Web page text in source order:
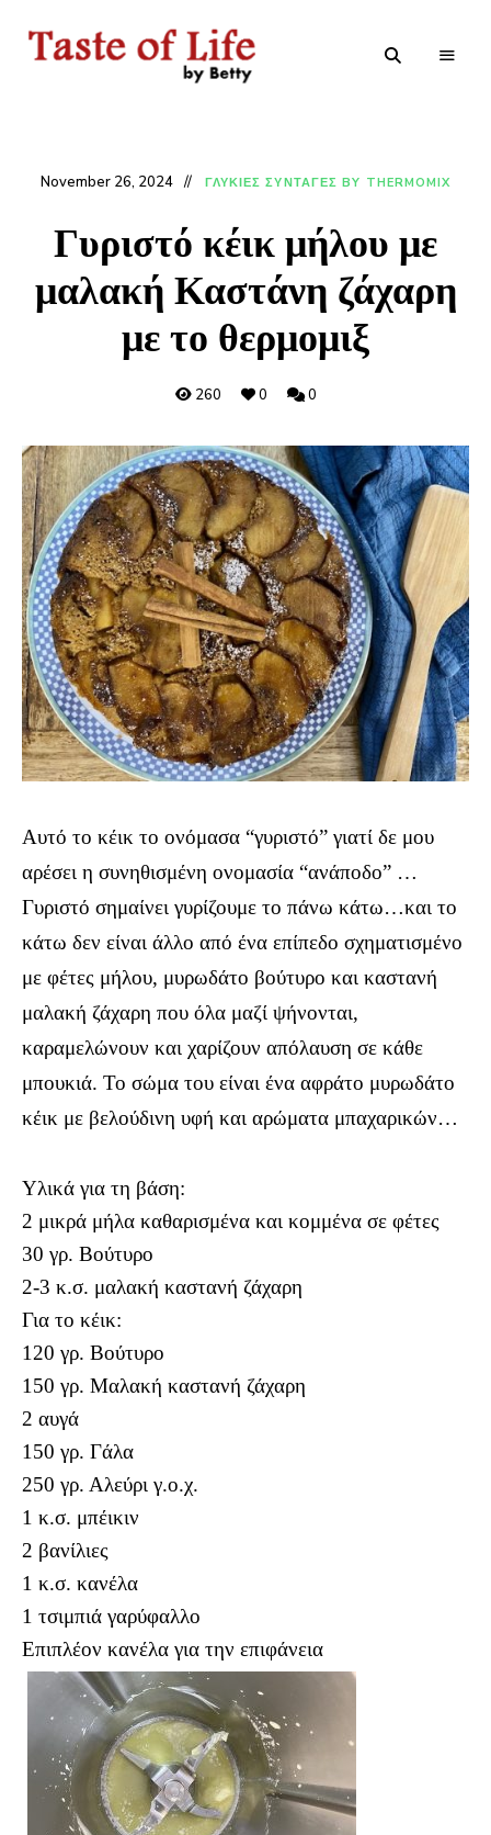
November 26, 2024 ΓΛΥΚΙΕΣ ΣΥΝΤΑΓΕΣ BY THERMOMIX
Γυριστό κέικ μήλου με
μαλακή Καστάνη ζάχαρη
με το θερμομιξ
260 0 0
Αυτό το κέικ το ονόμασα “γυριστό” γιατί δε μου
αρέσει η συνηθισμένη ονομασία “ανάποδο” …
Γυριστό σημαίνει γυρίζουμε το πάνω κάτω…και το
κάτω δεν είναι άλλο από ένα επίπεδο σχηματισμένο
με φέτες μήλου, μυρωδάτο βούτυρο και καστανή
μαλακή ζάχαρη που όλα μαζί ψήνονται,
καραμελώνουν και χαρίζουν απόλαυση σε κάθε
μπουκιά. Το σώμα του είναι ένα αφράτο μυρωδάτο
κέικ με βελούδινη υφή και αρώματα μπαχαρικών…
Υλικά για τη βάση:
2 μικρά μήλα καθαρισμένα και κομμένα σε φέτες
30 γρ. Βούτυρο
2-3 κ.σ. μαλακή καστανή ζάχαρη
Για το κέικ:
120 γρ. Βούτυρο
150 γρ. Μαλακή καστανή ζάχαρη
2 αυγά
150 γρ. Γάλα
250 γρ. Αλεύρι γ.ο.χ.
1 κ.σ. μπέικιν
2 βανίλιες
1 κ.σ. κανέλα
1 τσιμπιά γαρύφαλλο
Επιπλέον κανέλα για την επιφάνεια